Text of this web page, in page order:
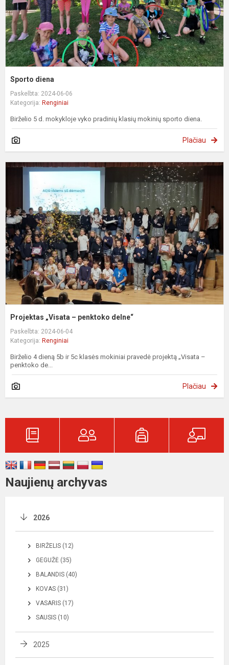
Sporto diena
Paskelbta: 2024-06-06
Kategorija: Renginiai
Birželio 5 d. mokykloje vyko pradinių klasių mokinių sporto diena.
Plačiau
Projektas „Visata – penktoko delne“
Paskelbta: 2024-06-04
Kategorija: Renginiai
Birželio 4 dieną 5b ir 5c klasės mokiniai pravedė projektą „Visata –
penktoko de...
Plačiau
Naujienų archyvas
2026
BIRŽELIS (12)
GEGUŽĖ (35)
BALANDIS (40)
KOVAS (31)
VASARIS (17)
SAUSIS (10)
2025